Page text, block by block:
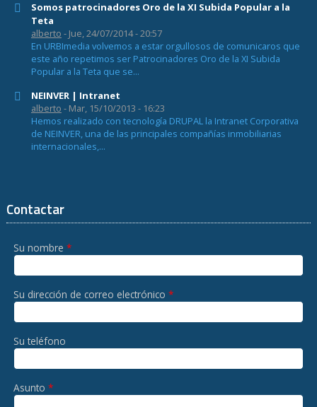
Somos patrocinadores Oro de la XI Subida Popular a la
Teta
alberto - Jue, 24/07/2014 - 20:57
En URBImedia volvemos a estar orgullosos de comunicaros que
este año repetimos ser Patrocinadores Oro de la XI Subida
Popular a la Teta que se...
NEINVER | Intranet
alberto - Mar, 15/10/2013 - 16:23
Hemos realizado con tecnología DRUPAL la Intranet Corporativa
de NEINVER, una de las principales compañías inmobiliarias
internacionales,...
Contactar
Su nombre *
Su dirección de correo electrónico *
Su teléfono
Asunto *